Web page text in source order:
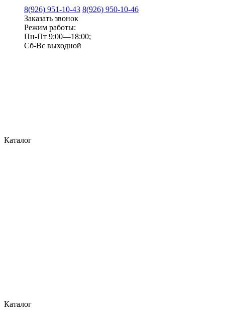
8(926) 951-10-43 8(926) 950-10-46
Заказать звонок
Режим работы:
Пн-Пт 9:00—18:00;
Сб-Вс выходной
Каталог
Каталог